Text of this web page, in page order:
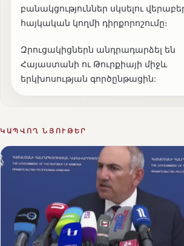
բանակցություններ սկսելու
հայկական կողմի դիրքորոշումը։
Զրուցակիցներն անդրադարձել են
Հայաստանի ու Թուրքիայի միջև
երկխոսության գործընթացին:
ԿԱՊՎՈՂ ՆՅՈՒԹԵՐ